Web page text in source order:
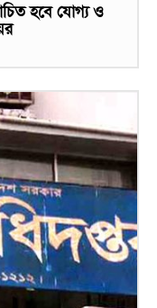
হবে যোগ্য ও